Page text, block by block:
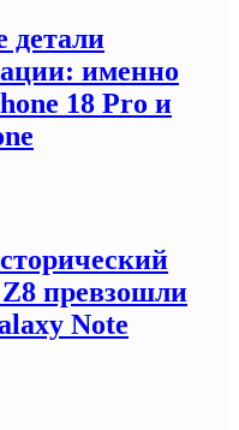
детали
именно
18 Pro и
превзошли
Note